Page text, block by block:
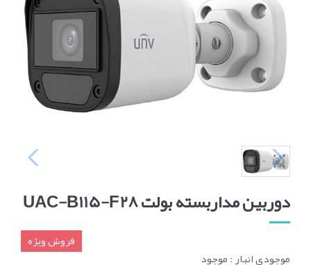
دوربین مداربسته بولت UAC-B115-F28
فروش ویژه
موجودی انبار :موجود